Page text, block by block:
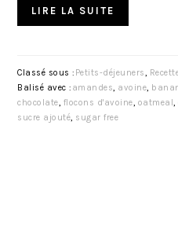
LIRE LA SUITE
Classé sous : Petits-déjeuners,
Balisé avec : amandes, avoine,
chocolate, flocons d'avoine, oatmeal,
sucre ajouté, sugar free